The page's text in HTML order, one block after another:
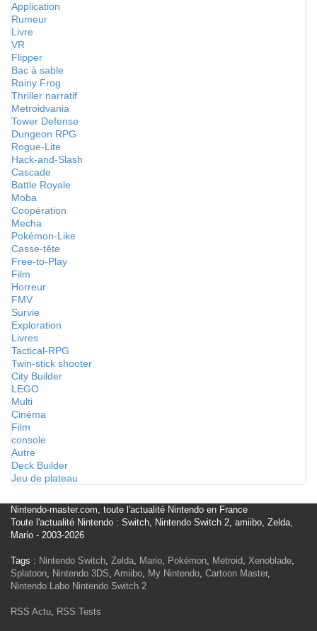
Application
Rumeur
Livre
VR
Flipper
Bac à sable
Rainy Frog
Thriller narratif
Metroidvania
Tower Defense
Dungeon RPG
Rogue-Lite
Hack-and-Slash
Cascade
Battle Royale
Moba
Coopération
Mecha
Pokémon-Like
Casse-tête
Free-to-Play
Film
Horreur
FMV
Survie
Exploration
Livres
Tactical-RPG
Twin-stick shooter
City Builder
LEGO
Multi
Cinéma
Film
console
Autre
Deck Builder
Jeu de plateau
Nintendo-master.com, toute l'actualité Nintendo en France
Toute l'actualité Nintendo : Switch, Nintendo Switch 2, amiibo, Zelda,
Mario - 2003-2026
Tags : Nintendo Switch, Zelda, Mario, Pokémon, Metroid, Xenoblade,
Splatoon, Nintendo 3DS, Amiibo, My Nintendo, Cartoon Master,
Nintendo Labo Nintendo Switch 2
RSS Actu, RSS Tests